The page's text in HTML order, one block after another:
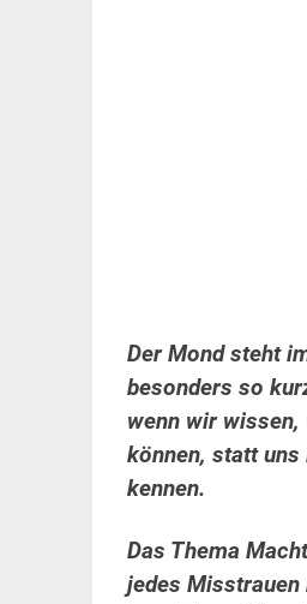
Der Mond steht
besonders so
wenn wir
können, statt
kennen.
Das Thema
jedes Misstrauen